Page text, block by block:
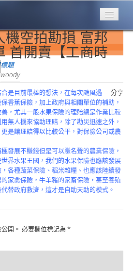
機空拍勘損 富邦
首開賣【工商時
題
woody
分享
是目前最棒的想法，在每次颱風過
香蕉保險，加上政府與相關單位的補助，
，尤其一般水果保險的理賠總是作業比較
無人機來協助理賠，除了勘災迅速之外，
是讓理賠得以比較公平，對保險公司或農
發展不賺錢但是可以賺名聲的農業保險，
界水果王國，我們的水果保險也應該發展
各種蔬菜保險、稻米雜糧、也應該陸續發
家禽保險，牛羊豬的家畜保險，甚至養殖
替政府救濟，這才是自助天助的模式。
開。 必要欄位標記為 *